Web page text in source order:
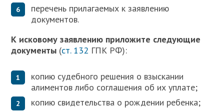
перечень прилагаемых к заявлению
документов.
К исковому заявлению приложите следующие
документы (ст. 132 ГПК РФ):
копию судебного решения о взыскании
алиментов либо соглашения об их уплате;
копию свидетельства о рождении ребенка;